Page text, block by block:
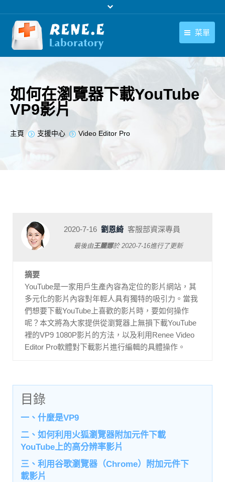
菜單
下載中心
聯絡我們
繁體中文
如何在瀏覽器下載YouTube
VP9影片
您在此处：
主頁 支援中心 Video Editor Pro
2020-7-16 劉恩綺 客服部資深專員
最後由王麗娜於2020-7-16進行了更新
摘要
YouTube是一家用戶生產內容為定位的影片網站，其
多元化的影片內容對年輕人具有獨特的吸引力。當我
們想要下載YouTube上喜歡的影片時，要如何操作
呢？本文將為大家提供從瀏覽器上無損下載YouTube
裡的VP9 1080P影片的方法，以及利用Renee Video
Editor Pro軟體對下載影片進行編輯的具體操作。
目錄
一、什麼是VP9
二、如何利用火狐瀏覽器附加元件下載
YouTube上的高分辨率影片
三、利用谷歌瀏覽器（Chrome）附加元件下
載影片